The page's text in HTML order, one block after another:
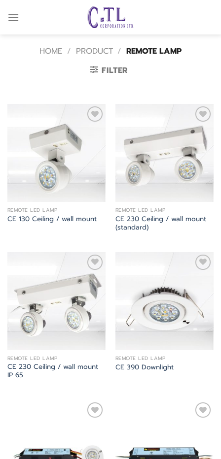
HOME / PRODUCT / REMOTE LAMP
FILTER
wishlist
REMOTE LED LAMP
CE 130 Ceiling / wall mount
Add
to
wishlist
REMOTE LED LAMP
CE 230 Ceiling / wall mount
(standard)
Add
to
wishlist
REMOTE LED LAMP
CE 230 Ceiling / wall mount
IP 65
REMOTE LED LAMP
CE 390 Downlight